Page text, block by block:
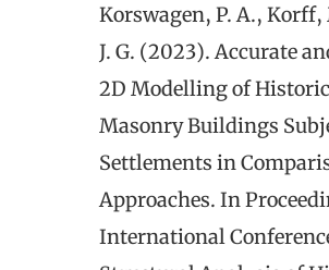
Korswagen, P. A., Korff,
J. G. (2023). Accurate
2D Modelling of
Masonry Buildings
Settlements in
Approaches. In
International